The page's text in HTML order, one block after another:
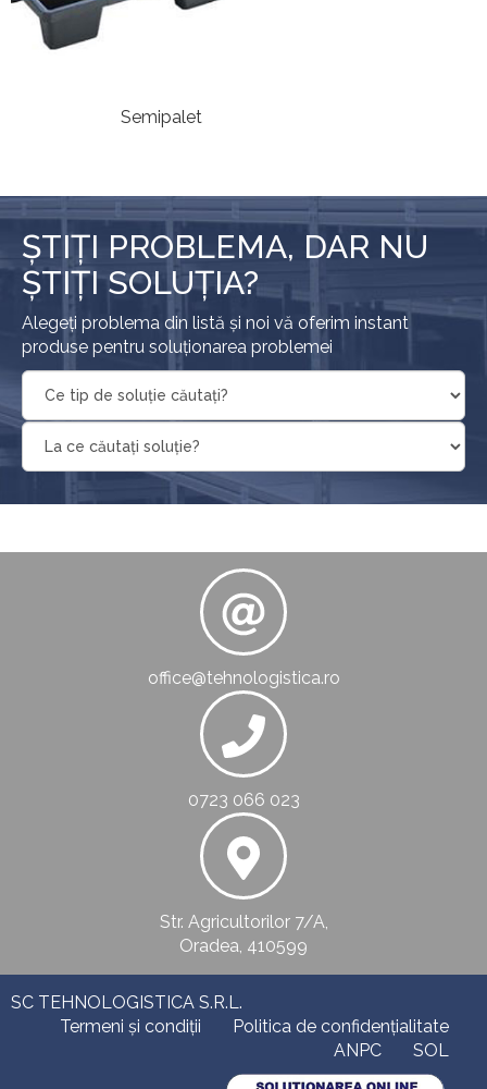
Semipalet
ȘTIȚI PROBLEMA, DAR NU
ȘTIȚI SOLUȚIA?
Alegeți problema din listă și noi vă oferim instant
produse pentru soluționarea problemei
office@tehnologistica.ro
0723 066 023
Str. Agricultorilor 7/A,
Oradea, 410599
SC TEHNOLOGISTICA S.R.L.
Termeni și condiții
Politica de confidențialitate
ANPC
SOL